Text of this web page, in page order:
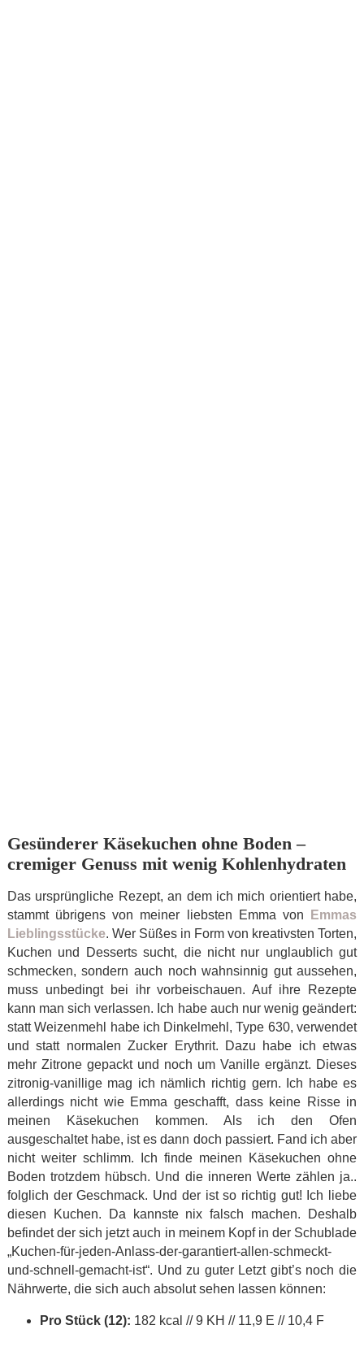
Gesünderer Käsekuchen ohne Boden –
cremiger Genuss mit wenig Kohlenhydraten
Das ursprüngliche Rezept, an dem ich mich orientiert habe,
stammt übrigens von meiner liebsten Emma von
Emmas
Lieblingsstücke. Wer Süßes in Form von kreativsten Torten,
Kuchen und Desserts sucht, die nicht nur unglaublich gut
schmecken, sondern auch noch wahnsinnig gut aussehen,
muss unbedingt bei ihr vorbeischauen. Auf ihre Rezepte
kann man sich verlassen. Ich habe auch nur wenig geändert:
statt Weizenmehl habe ich Dinkelmehl, Type 630, verwendet
und statt normalen Zucker Erythrit. Dazu habe ich etwas
mehr Zitrone gepackt und noch um Vanille ergänzt. Dieses
zitronig-vanillige mag ich nämlich richtig gern. Ich habe es
allerdings nicht wie Emma geschafft, dass keine Risse in
meinen Käsekuchen kommen. Als ich den Ofen
ausgeschaltet habe, ist es dann doch passiert. Fand ich aber
nicht weiter schlimm. Ich finde meinen Käsekuchen ohne
Boden trotzdem hübsch. Und die inneren Werte zählen ja..
folglich der Geschmack. Und der ist so richtig gut! Ich liebe
diesen Kuchen. Da kannste nix falsch machen. Deshalb
befindet der sich jetzt auch in meinem Kopf in der Schublade
„Kuchen-für-jeden-Anlass-der-garantiert-allen-schmeckt-
und-schnell-gemacht-ist“. Und zu guter Letzt gibt’s noch die
Nährwerte, die sich auch absolut sehen lassen können:
Pro Stück (12): 182 kcal // 9 KH // 11,9 E // 10,4 F